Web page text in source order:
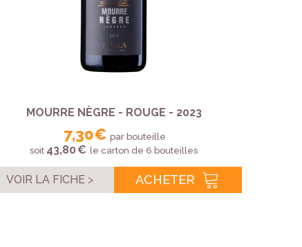
MOURRE NÈGRE - ROUGE - 2023
7,30 € par bouteille
soit 43,80 € le carton de 6 bouteilles
VOIR LA FICHE ACHETER